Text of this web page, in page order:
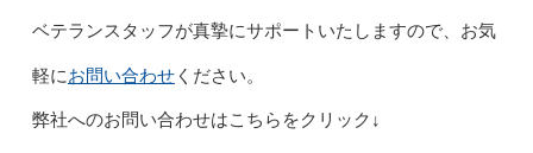
ベテランスタッフが真摯にサポートいたしますので、お気
軽にお問い合わせください。
弊社へのお問い合わせはこちらをクリック↓